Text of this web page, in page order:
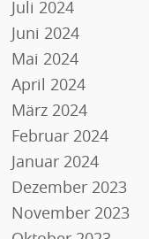
Juli 2024
Juni 2024
Mai 2024
April 2024
März 2024
Februar 2024
Januar 2024
Dezember 2023
November 2023